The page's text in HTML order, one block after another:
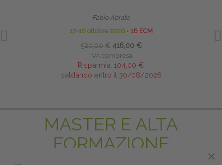
Fabio Abrate
17-18 ottobre 2026 ∙ 16 ECM
520,00 € 416,00 €
IVA compresa
Risparmia: 104,00 €
saldando entro il 30/08/2026
MASTER E ALTA
FORMAZIONE
×
×